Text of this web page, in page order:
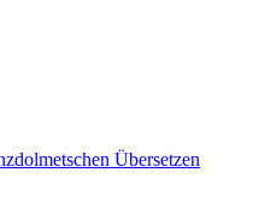
Übersetzen